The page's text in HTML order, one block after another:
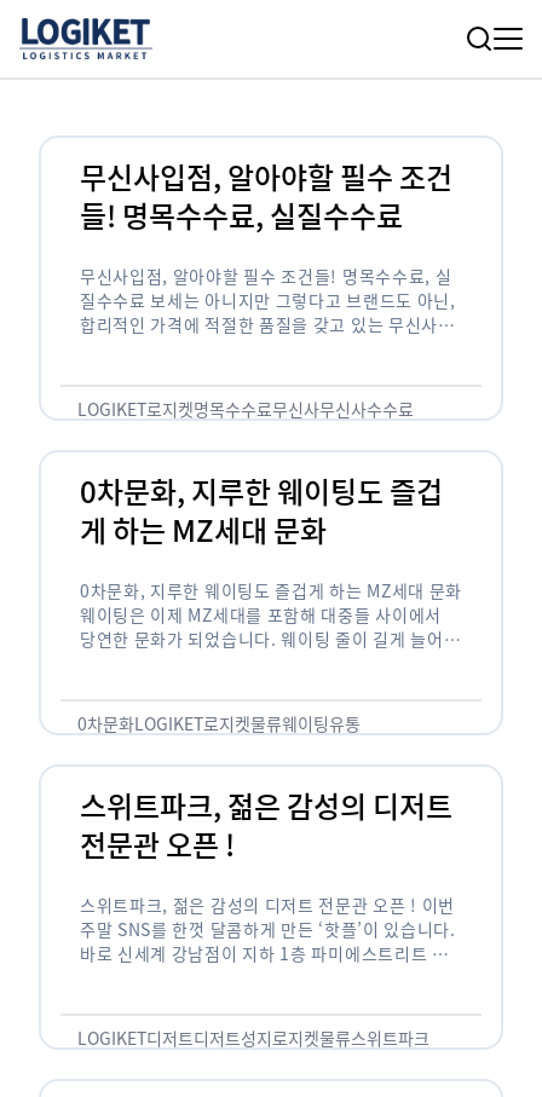
무신사입점, 알아야할 필수 조건
들! 명목수수료, 실질수수료
무신사입점, 알아야할 필수 조건들! 명목수수료, 실
질수수료 보세는 아니지만 그렇다고 브랜드도 아닌,
합리적인 가격에 적절한 품질을 갖고 있는 무신사!
LOGIKET로지켓명목수수료무신사무신사수수료
0차문화, 지루한 웨이팅도 즐겁
게 하는 MZ세대 문화
0차문화, 지루한 웨이팅도 즐겁게 하는 MZ세대 문화
웨이팅은 이제 MZ세대를 포함해 대중들 사이에서
당연한 문화가 되었습니다. 웨이팅 줄이 길게 늘어서
0차문화LOGIKET로지켓물류웨이팅유통
스위트파크, 젊은 감성의 디저트
전문관 오픈 !
스위트파크, 젊은 감성의 디저트 전문관 오픈 ! 이번
주말 SNS를 한껏 달콤하게 만든 ‘핫플’이 있습니다.
바로 신세계 강남점이 지하 1층 파미에스트리트 분
LOGIKET디저트디저트성지로지켓물류스위트파크